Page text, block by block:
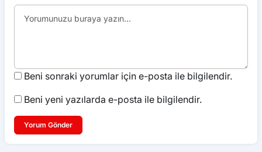
Beni sonraki yorumlar için e-posta ile bilgilendir.
Beni yeni yazılarda e-posta ile bilgilendir.
Yorum Gönder